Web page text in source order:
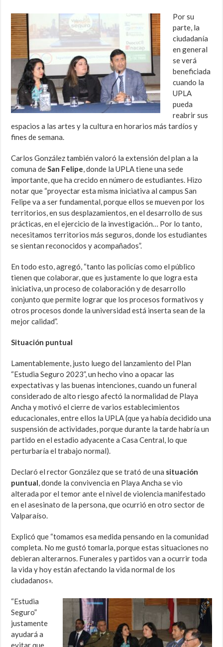
Por su
parte, la
ciudadanía
en general
se verá
beneficiada
cuando la
UPLA
pueda
reabrir sus
espacios a las artes y la cultura en horarios más tardíos y
fines de semana.
Carlos González también valoró la extensión del plan a la
comuna deSan Felipe, donde la UPLA tiene una sede
importante, que ha crecido en número de estudiantes. Hizo
notar que “proyectar esta misma iniciativa al campus San
Felipe va a ser fundamental, porque ellos se mueven por los
territorios, en sus desplazamientos, en el desarrollo de sus
prácticas, en el ejercicio de la investigación… Por lo tanto,
necesitamos territorios más seguros, donde los estudiantes
se sientan reconocidos y acompañados”.
En todo esto, agregó, “tanto las policías como el público
tienen que colaborar, que es justamente lo que logra esta
iniciativa, un proceso de colaboración y de desarrollo
conjunto que permite lograr que los procesos formativos y
otros procesos donde la universidad está inserta sean de la
mejor calidad”.
Situación puntual
Lamentablemente, justo luego del lanzamiento del Plan
“Estudia Seguro 2023”, un hecho vino a opacar las
expectativas y las buenas intenciones, cuando un funeral
considerado de alto riesgo afectó la normalidad de Playa
Ancha y motivó el cierre de varios establecimientos
educacionales, entre ellos la UPLA (que ya había decidido una
suspensión de actividades, porque durante la tarde habría un
partido en el estadio adyacente a Casa Central, lo que
perturbaría el trabajo normal).
Declaró el rector González que se trató de una situación
puntual, donde la convivencia en Playa Ancha se vio
alterada por el temor ante el nivel de violencia manifestado
en el asesinato de la persona, que ocurrió en otro sector de
Valparaíso.
Explicó que “tomamos esa medida pensando en la comunidad
completa. No me gustó tomarla, porque estas situaciones no
debieran alterarnos. Funerales y partidos van a ocurrir toda
la vida y hoy están afectando la vida normal de los
ciudadanos».
“Estudia
Seguro”
justamente
ayudará a